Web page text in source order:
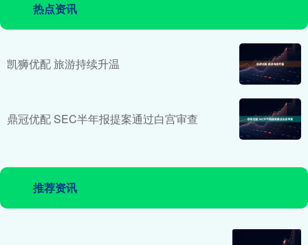
热点资讯
凯狮优配 旅游持续升温
鼎冠优配 SEC半年报提案通过白宫审查
推荐资讯